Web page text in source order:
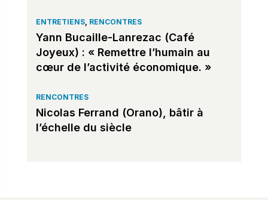
ENTRETIENS, RENCONTRES
Yann Bucaille-Lanrezac (Café
Joyeux) : « Remettre l’humain au
cœur de l’activité économique. »
RENCONTRES
Nicolas Ferrand (Orano), bâtir à
l’échelle du siècle